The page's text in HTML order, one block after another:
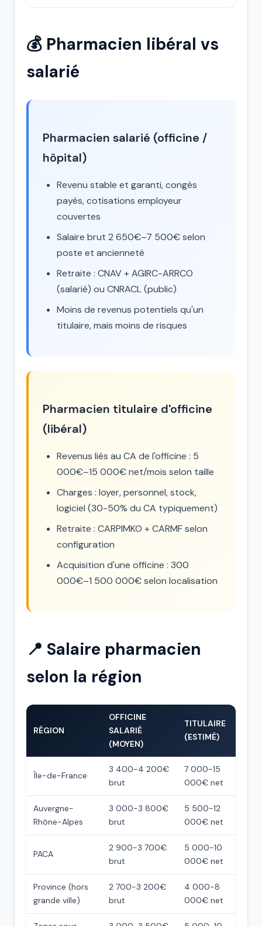
💰 Pharmacien libéral vs
salarié
Pharmacien salarié (officine /
hôpital)
Revenu stable et garanti, congés
payés, cotisations employeur
couvertes
Salaire brut 2 650€–7 500€ selon
poste et ancienneté
Retraite : CNAV + AGIRC-ARRCO
(salarié) ou CNRACL (public)
Moins de revenus potentiels qu'un
titulaire, mais moins de risques
Pharmacien titulaire d'officine
(libéral)
Revenus liés au CA de l'officine : 5
000€–15 000€ net/mois selon taille
Charges : loyer, personnel, stock,
logiciel (30-50% du CA typiquement)
Retraite : CARPIMKO + CARMF selon
configuration
Acquisition d'une officine : 300
000€–1 500 000€ selon localisation
📍 Salaire pharmacien
selon la région
RÉGION
OFFICINE
SALARIÉ
(MOYEN)
TITULAIRE
(ESTIMÉ)
Île-de-France
3 400-4 200€
brut
7 000-15
000€ net
Auvergne-
Rhône-Alpes
3 000-3 800€
brut
5 500-12
000€ net
PACA
2 900-3 700€
brut
5 000-10
000€ net
Province (hors
grande ville)
2 700-3 200€
brut
4 000-8
000€ net